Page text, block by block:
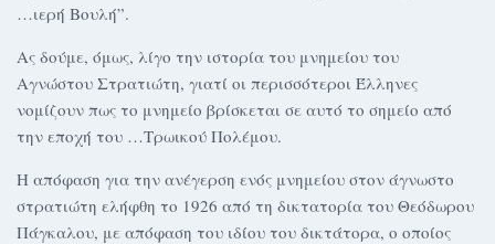
…ιερή Βουλή”.
Ας δούμε, όμως, λίγο την ιστορία του μνημείου του
Αγνώστου Στρατιώτη, γιατί οι περισσότεροι Έλληνες
νομίζουν πως το μνημείο βρίσκεται σε αυτό το σημείο από
την εποχή του …Τρωικού Πολέμου.
Η απόφαση για την ανέγερση ενός μνημείου στον άγνωστο
στρατιώτη ελήφθη το 1926 από τη δικτατορία του Θεόδωρου
Πάγκαλου, με απόφαση του ιδίου του δικτάτορα, ο οποίος